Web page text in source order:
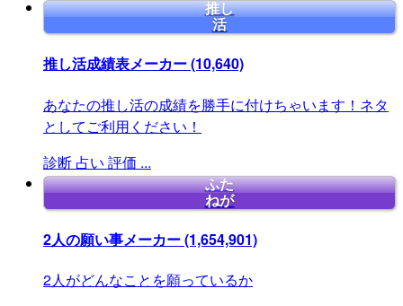
推し
活
推し活成績表メーカー(10,640)
あなたの推し活の成績を勝手に付けちゃいます！ネタ
としてご利用ください！
診断 占い 評価 ...
ふた
ねが
2人の願い事メーカー(1,654,901)
2人がどんなことを願っているか